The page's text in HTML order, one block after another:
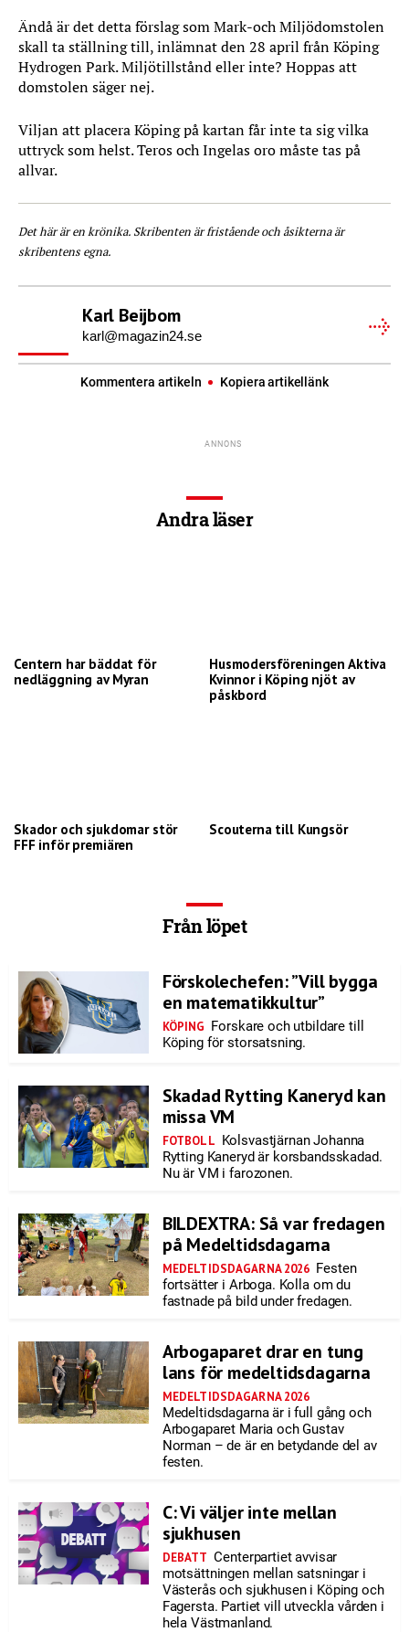
Ändå är det detta förslag som Mark-och Miljödomstolen
skall ta ställning till, inlämnat den 28 april från Köping
Hydrogen Park. Miljötillstånd eller inte? Hoppas att
domstolen säger nej.
Viljan att placera Köping på kartan får inte ta sig vilka
uttryck som helst. Teros och Ingelas oro måste tas på
allvar.
Det här är en krönika. Skribenten är fristående och åsikterna är
skribentens egna.
Karl Beijbom
karl@magazin24.se
Kommentera artikeln Kopiera artikellänk
Andra läser
Centern har bäddat för
nedläggning av Myran
Husmodersföreningen Aktiva
Kvinnor i Köping njöt av
påskbord
Skador och sjukdomar stör
FFF inför premiären
Scouterna till Kungsör
Från löpet
Förskolechefen: ”Vill bygga
en matematikkultur”
KÖPING Forskare och utbildare till
Köping för storsatsning.
Skadad Rytting Kaneryd kan
missa VM
FOTBOLL Kolsvastjärnan Johanna
Rytting Kaneryd är korsbandsskadad.
Nu är VM i farozonen.
BILDEXTRA: Så var fredagen
på Medeltidsdagarna
MEDELTIDSDAGARNA 2026 Festen
fortsätter i Arboga. Kolla om du
fastnade på bild under fredagen.
Arbogaparet drar en tung
lans för medeltidsdagarna
MEDELTIDSDAGARNA 2026
Medeltidsdagarna är i full gång och
Arbogaparet Maria och Gustav
Norman – de är en betydande del av
festen.
C: Vi väljer inte mellan
sjukhusen
DEBATT Centerpartiet avvisar
motsättningen mellan satsningar i
Västerås och sjukhusen i Köping och
Fagersta. Partiet vill utveckla vården i
hela Västmanland.